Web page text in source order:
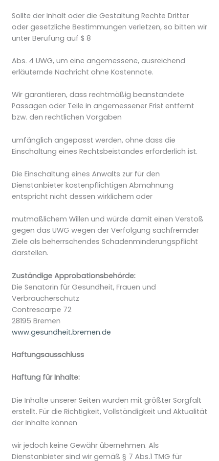
Sollte der Inhalt oder die Gestaltung Rechte Dritter
oder gesetzliche Bestimmungen verletzen, so bitten wir
unter Berufung auf $ 8
Abs. 4 UWG, um eine angemessene, ausreichend
erläuternde Nachricht ohne Kostennote.
Wir garantieren, dass rechtmäßig beanstandete
Passagen oder Teile in angemessener Frist entfernt
bzw. den rechtlichen Vorgaben
umfänglich angepasst werden, ohne dass die
Einschaltung eines Rechtsbeistandes erforderlich ist.
Die Einschaltung eines Anwalts zur für den
Dienstanbieter kostenpflichtigen Abmahnung
entspricht nicht dessen wirklichem oder
mutmaßlichem Willen und würde damit einen Verstoß
gegen das UWG wegen der Verfolgung sachfremder
Ziele als beherrschendes Schadenminderungspflicht
darstellen.
Zuständige Approbationsbehörde:
Die Senatorin für Gesundheit, Frauen und
Verbraucherschutz
Contrescarpe 72
28195 Bremen
www.gesundheit.bremen.de
Haftungsausschluss
Haftung für Inhalte:
Die Inhalte unserer Seiten wurden mit größter Sorgfalt
erstellt. Für die Richtigkeit, Vollständigkeit und Aktualität
der Inhalte können
wir jedoch keine Gewähr übernehmen. Als
Dienstanbieter sind wir gemäß § 7 Abs.1 TMG für